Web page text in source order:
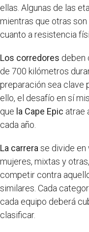
ellas. Algunas de las
mientras que otras
cuanto a resistencia
Los corredores deben
de 700 kilómetros
preparación sea clave
ello, el desafío en sí
que la Cape Epic atrae
cada año.
La carrera se divide en
mujeres, mixtas y
competir contra
similares. Cada
cada equipo deberá
clasificar.